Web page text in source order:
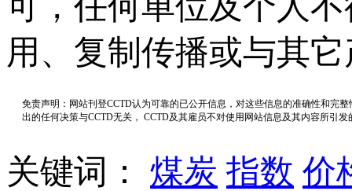
用、复制传播或与其
免责声明：网站刊登CCTD认为可靠的已公开信息，对这些信息的准确性和完
出的任何决策与CCTD无关， CCTD及其雇员不对使用网站信息及其内容所引
关键词： 煤炭 指数 价